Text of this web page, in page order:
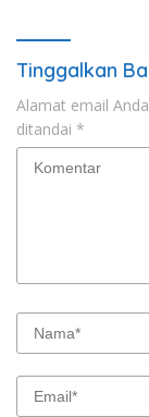
Tinggalkan
Alamat email
ditandai *